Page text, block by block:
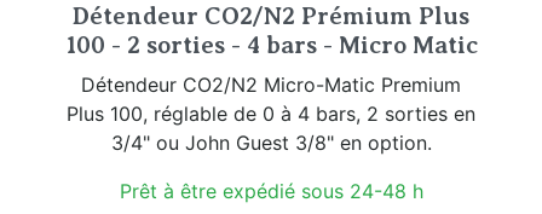
Détendeur CO2/N2 Prémium Plus
100 - 2 sorties - 4 bars - Micro Matic
Détendeur CO2/N2 Micro-Matic Premium
Plus 100, réglable de 0 à 4 bars, 2 sorties en
3/4" ou John Guest 3/8" en option.
Prêt à être expédié sous 24-48 h